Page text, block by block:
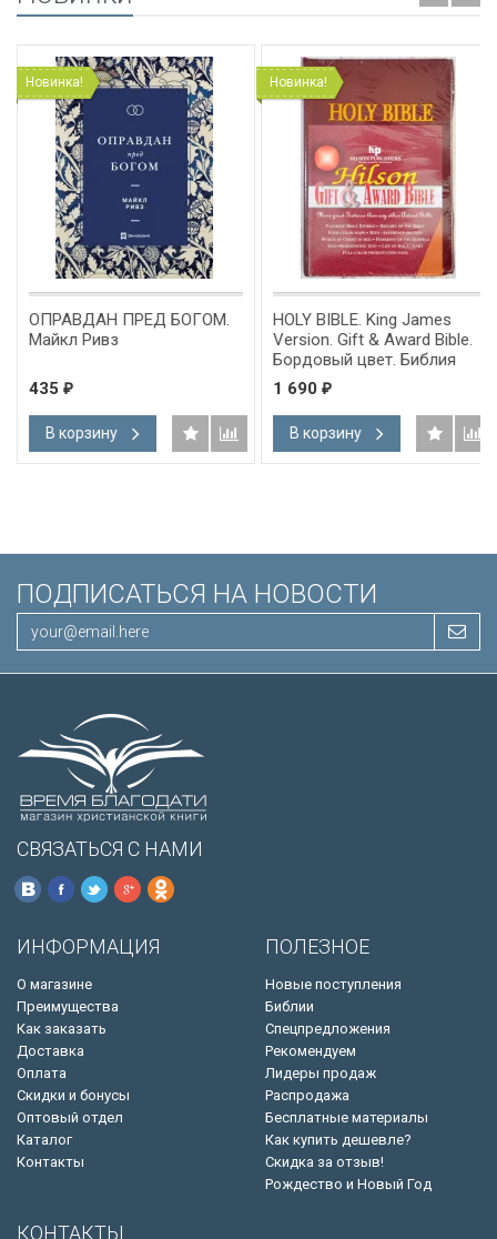
Новинка!
ОПРАВДАН ПРЕД БОГОМ.
Майкл Ривз
435 ₽
В корзину
Новинка!
HOLY BIBLE. King James
Version. Gift & Award Bible.
Бордовый цвет. Библия
Короля Иакова на
английском языке.
Словарь, карты, закладка,
подарочная вкладка, слова
Иисуса выделены красным
1 690 ₽
В корзину
ПОДПИСАТЬСЯ НА НОВОСТИ
СВЯЗАТЬСЯ С НАМИ
ИНФОРМАЦИЯ
О магазине
Преимущества
Как заказать
Доставка
Оплата
Скидки и бонусы
Оптовый отдел
Каталог
Контакты
ПОЛЕЗНОЕ
Новые поступления
Библии
Спецпредложения
Рекомендуем
Лидеры продаж
Распродажа
Бесплатные материалы
Как купить дешевле?
Скидка за отзыв!
Рождество и Новый Год
КОНТАКТЫ